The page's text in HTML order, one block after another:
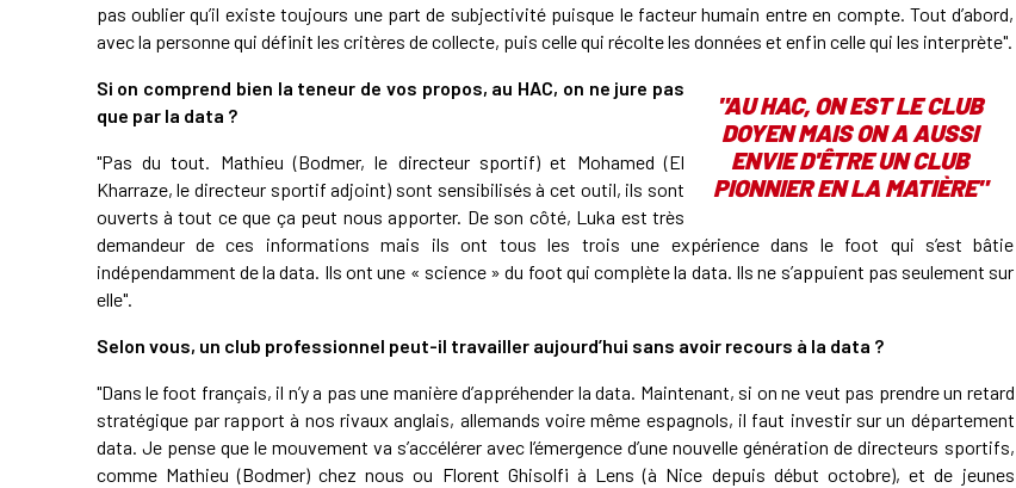
pas oublier qu’il existe toujours une part de subjectivité puisque le facteur humain entre en compte. Tout d’abord,
avec la personne qui définit les critères de collecte, puis celle qui récolte les données et enfin celle qui les interprète".
"AU HAC, ON EST LE CLUB
DOYEN MAIS ON A AUSSI
ENVIE D'ÊTRE UN CLUB
PIONNIER EN LA MATIÈRE"
Si on comprend bien la teneur de vos propos, au HAC, on ne jure pas
que par la data ?
"Pas du tout. Mathieu (Bodmer, le directeur sportif) et Mohamed (El
Kharraze, le directeur sportif adjoint) sont sensibilisés à cet outil, ils sont
ouverts à tout ce que ça peut nous apporter. De son côté, Luka est très
demandeur de ces informations mais ils ont tous les trois une expérience dans le foot qui s’est bâtie
indépendamment de la data. Ils ont une « science » du foot qui complète la data. Ils ne s’appuient pas seulement sur
elle".
Selon vous, un club professionnel peut-il travailler aujourd’hui sans avoir recours à la data ?
"Dans le foot français, il n’y a pas une manière d’appréhender la data. Maintenant, si on ne veut pas prendre un retard
stratégique par rapport à nos rivaux anglais, allemands voire même espagnols, il faut investir sur un département
data. Je pense que le mouvement va s’accélérer avec l’émergence d’une nouvelle génération de directeurs sportifs,
comme Mathieu (Bodmer) chez nous ou Florent Ghisolfi à Lens (à Nice depuis début octobre), et de jeunes